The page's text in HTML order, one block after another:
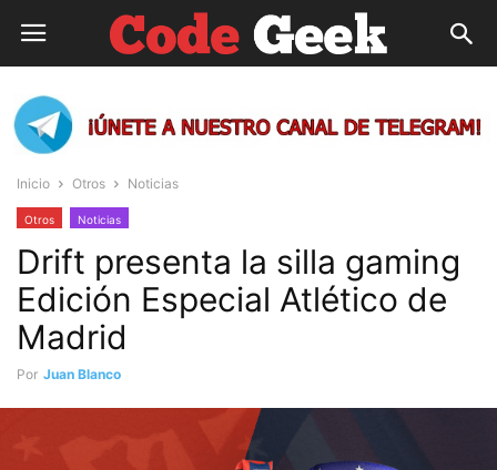
Inicio Otros Noticias
Otros Noticias
Drift presenta la silla gaming
Edición Especial Atlético de
Madrid
Por Juan Blanco